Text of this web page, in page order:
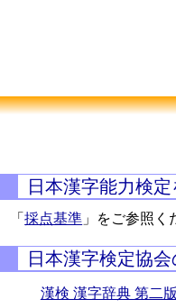
日本漢字能力検
「採点基準 」をご参照く
日本漢字検定協
漢検 漢字辞典 第二版